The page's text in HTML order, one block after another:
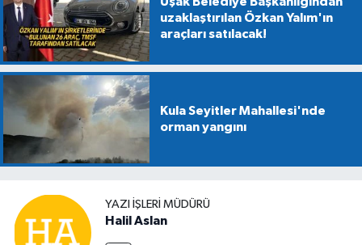
uzaklaştırılan Özkan Yalım'ın
araçları satılacak!
Kula Seyitler Mahallesi'nde
orman yangını
YAZI İŞLERİ MÜDÜRÜ
Halil Aslan